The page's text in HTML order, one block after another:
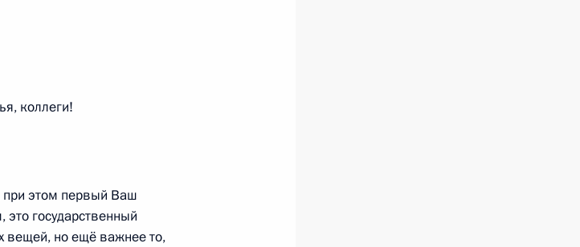
коллеги!
этом первый Ваш
государственный
вещей, но ещё важнее то,